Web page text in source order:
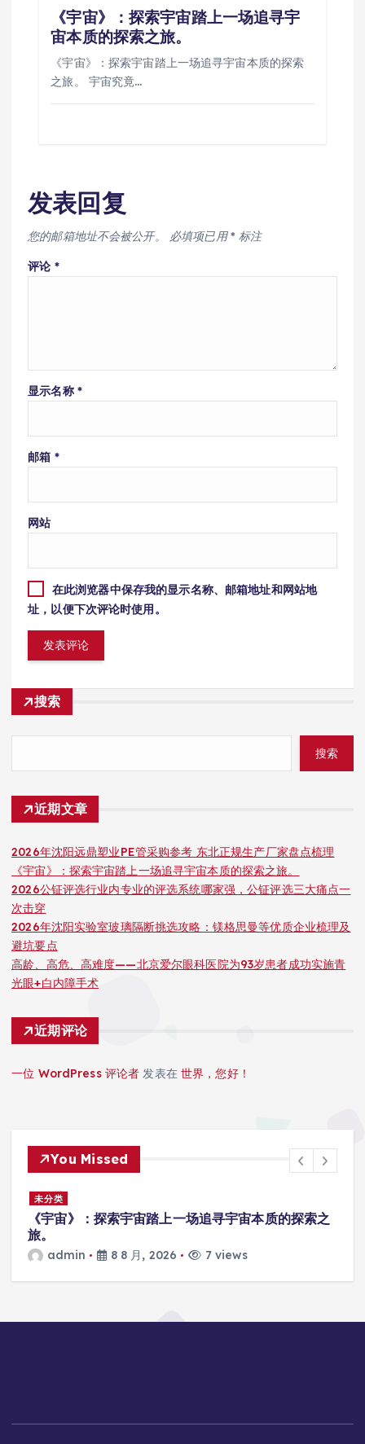
《宇宙》：探索宇宙踏上一场追寻宇
宙本质的探索之旅。
《宇宙》：探索宇宙踏上一场追寻宇宙本质的探索
之旅。 宇宙究竟…
发表回复
您的邮箱地址不会被公开。 必填项已用* 标注
评论 *
显示名称 *
邮箱 *
网站
在此浏览器中保存我的显示名称、邮箱地址和网站地
址，以便下次评论时使用。
搜索
搜索
近期文章
2026年沈阳远鼎塑业PE管采购参考 东北正规生产厂家盘点梳理
《宇宙》：探索宇宙踏上一场追寻宇宙本质的探索之旅。
2026公钲评选行业内专业的评选系统哪家强，公钲评选三大痛点一
次击穿
2026年沈阳实验室玻璃隔断挑选攻略：镁格思曼等优质企业梳理及
避坑要点
高龄、高危、高难度——北京爱尔眼科医院为93岁患者成功实施青
光眼+白内障手术
近期评论
一位 WordPress 评论者 发表在世界，您好！
You Missed
未分类
《宇宙》：探索宇宙踏上一场追寻宇宙本质的探索之
旅。
admin 8 8 月, 2026 7 views